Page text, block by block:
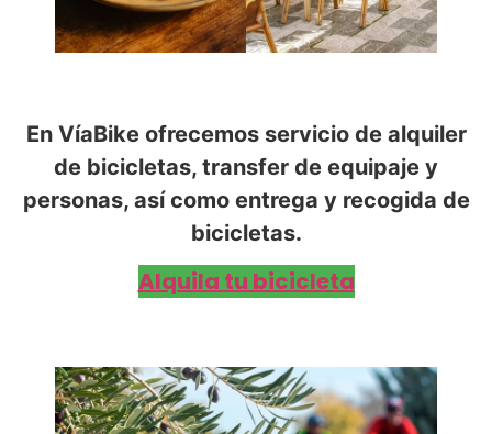
En VíaBike ofrecemos servicio de alquiler
de bicicletas, transfer de equipaje y
personas, así como entrega y recogida de
bicicletas.
Alquila tu bicicleta